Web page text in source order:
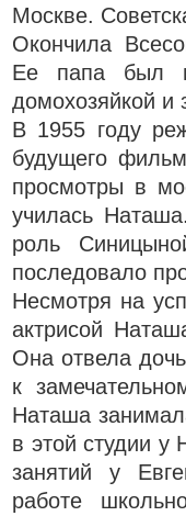
Москве.
Окончила
Ее папа был
домохозяйкой и
В 1955 году
будущего
просмотры в
училась
роль
последовало
Несмотря на
актрисой
Она отвела
к
Наташа
в этой студии у
занятий у
работе